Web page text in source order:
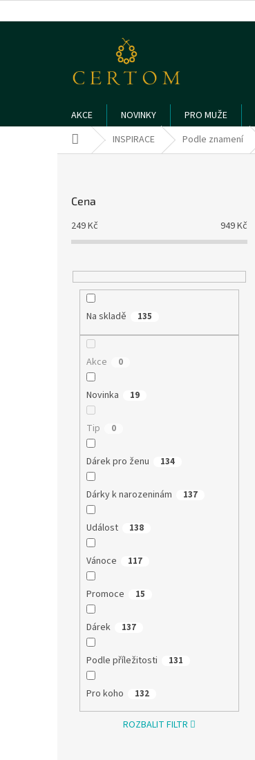
na
AKCE NOVINKY PRO MUŽE
Domů INSPIRACE Podle znamení
Cena
249Kč 949Kč
Na skladě 135
Akce 0
Novinka 19
Tip 0
Dárek pro ženu 134
Dárky k narozeninám 137
Událost 138
Vánoce 117
Promoce 15
Dárek 137
Podle příležitosti 131
Pro koho 132
ROZBALIT FILTR